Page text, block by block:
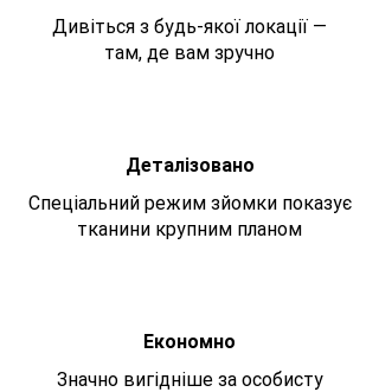
Дивіться з будь-якої локації —
там, де вам зручно
Деталізовано
Спеціальний режим зйомки показує
тканини крупним планом
Економно
Значно вигідніше за особисту